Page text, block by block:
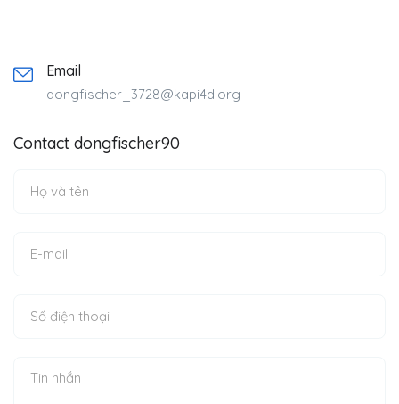
Email
dongfischer_3728@kapi4d.org
Contact dongfischer90